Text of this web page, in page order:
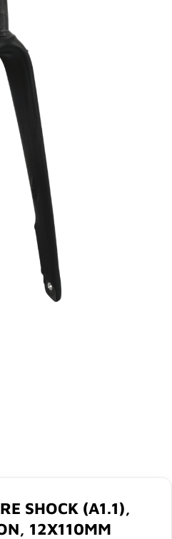
SHOCK (A1.1),
12X110MM